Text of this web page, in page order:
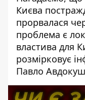
Києва
прорвалася
проблема є
властива для
розмірковує
Павло